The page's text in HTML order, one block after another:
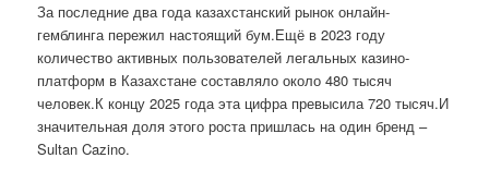
За последние два года казахстанский рынок онлайн-
гемблинга пережил настоящий бум.Ещё в 2023 году
количество активных пользователей легальных казино-
платформ в Казахстане составляло около 480 тысяч
человек.К концу 2025 года эта цифра превысила 720 тысяч.И
значительная доля этого роста пришлась на один бренд –
Sultan Cazino.